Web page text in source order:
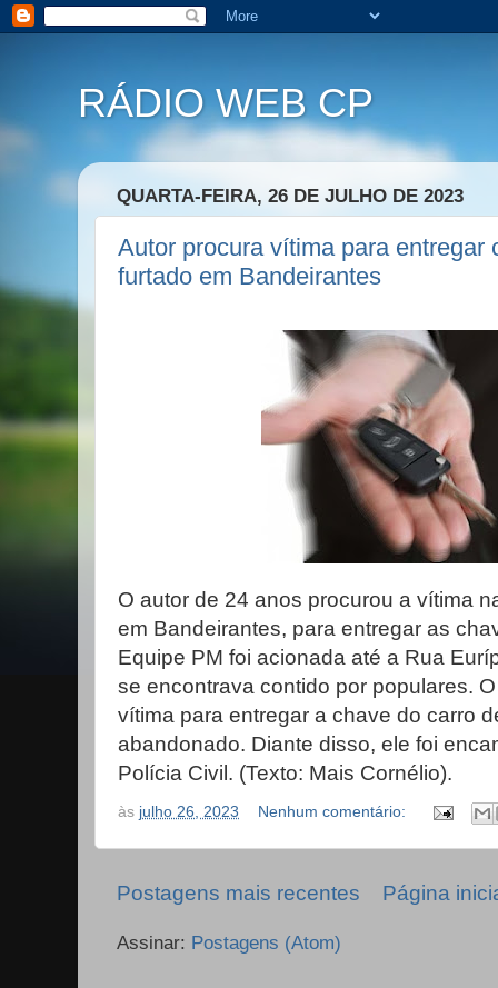
RÁDIO WEB CP
QUARTA-FEIRA, 26 DE JULHO DE 2023
Autor procura vítima para entregar
furtado em Bandeirantes
O autor de 24 anos procurou a vítima
em Bandeirantes, para entregar as
Equipe PM foi acionada até a Rua
se encontrava contido por populares.
vítima para entregar a chave do carro
abandonado. Diante disso, ele foi
Polícia Civil. (Texto: Mais Cornélio).
às julho 26, 2023 Nenhum comentário:
Postagens mais recentes Página
Assinar: Postagens (Atom)